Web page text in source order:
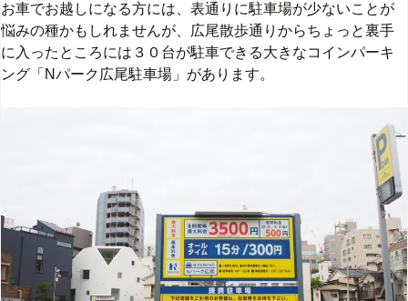
お車でお越しになる方には、表通りに駐車場が少ないことが
悩みの種かもしれませんが、広尾散歩通りからちょっと裏手
に入ったところには３０台が駐車できる大きなコインパーキ
ング「Nパーク広尾駐車場」があります。